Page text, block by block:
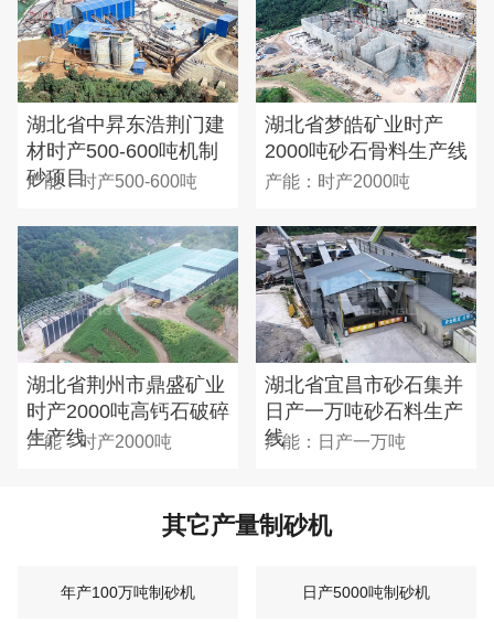
湖北省中昇东浩荆门建
材时产500-600吨机制
砂项目
产能：时产500-600吨
湖北省梦皓矿业时产
2000吨砂石骨料生产线
产能：时产2000吨
湖北省荆州市鼎盛矿业
时产2000吨高钙石破碎
生产线
产能：时产2000吨
湖北省宜昌市砂石集并
日产一万吨砂石料生产
线
产能：日产一万吨
其它产量制砂机
年产100万吨制砂机 日产5000吨制砂机